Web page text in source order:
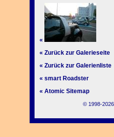
«
« Zurück zur Galerieseite
« Zurück zur Galerienliste
« smart Roadster
« Atomic Sitemap
© 1998-